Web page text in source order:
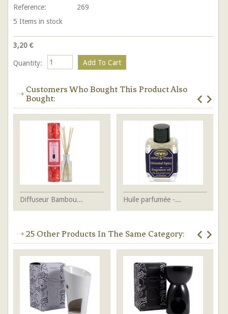
Reference:
269
5 Items in stock
3,20 €
Quantity:
Customers Who Bought This Product Also
Bought:
Diffuseur Bambou... Huile parfumée -...
25 Other Products In The Same Category: